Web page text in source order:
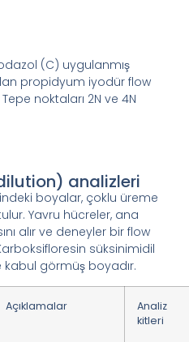
(C) uygulanmış
propidyum iyodür flow
noktaları 2N ve 4N
analizleri
boyalar, çoklu üreme
Yavru hücreler, ana
alır ve deneyler bir flow
süksinimidil
kabul görmüş boyadır.
Açıklamalar
Analiz
kitleri